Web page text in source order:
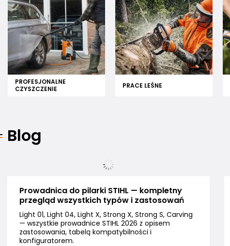
PROFESJONALNE
CZYSZCZENIE
PRACE LEŚNE
Blog
Prowadnica do pilarki STIHL — kompletny
przegląd wszystkich typów i zastosowań
Light 01, Light 04, Light X, Strong X, Strong S, Carving
— wszystkie prowadnice STIHL 2026 z opisem
zastosowania, tabelą kompatybilności i
konfiguratorem.